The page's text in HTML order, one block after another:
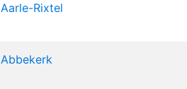
Aarle-Rixtel
Abbekerk